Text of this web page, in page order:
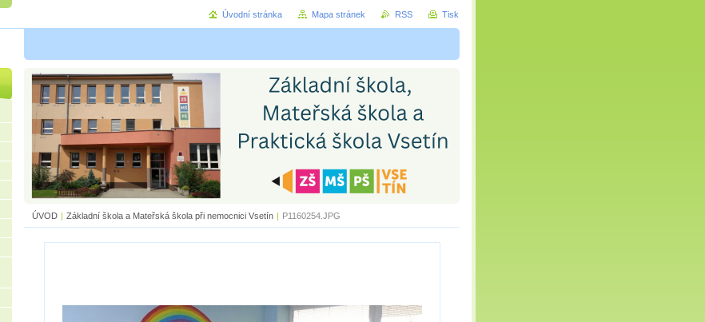
ÚVOD | Základní škola a Mateřská škola při nemocnici Vsetín | P1160254.JPG
Úvodní stránka Mapa stránek RSS Tisk